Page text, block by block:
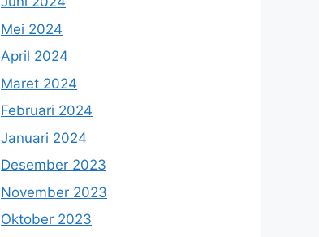
Mei 2024
April 2024
Maret 2024
Februari 2024
Januari 2024
Desember 2023
November 2023
Oktober 2023